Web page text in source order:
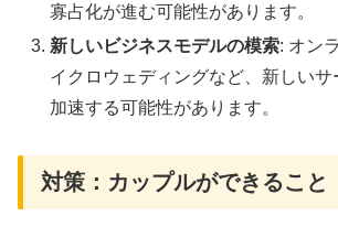
寡占化が進む可能性があります。
新しいビジネスモデルの模索: オン
イクロウェディングなど、新しい
加速する可能性があります。
対策：カップルができること